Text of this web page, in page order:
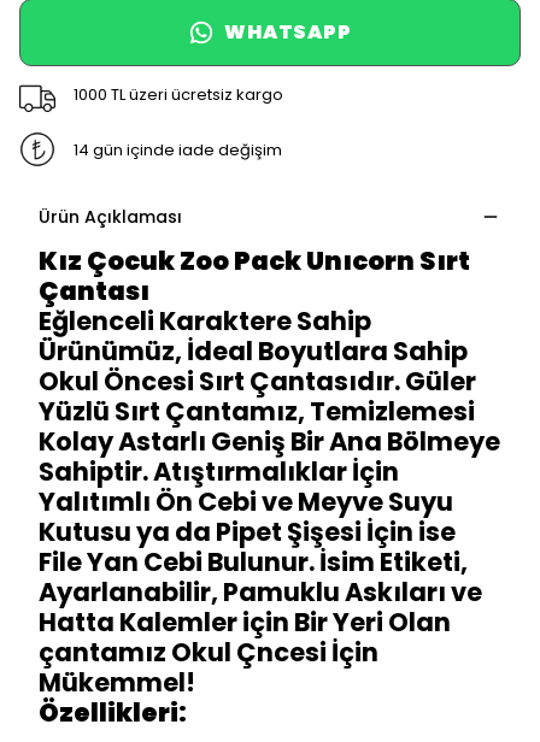
WHATSAPP
1000 TL üzeri ücretsiz kargo
14 gün içinde iade değişim
Ürün Açıklaması
Kız Çocuk Zoo Pack Unıcorn Sırt
Çantası
Eğlenceli Karaktere Sahip
Ürünümüz, İdeal Boyutlara Sahip
Okul Öncesi Sırt Çantasıdır. Güler
Yüzlü Sırt Çantamız, Temizlemesi
Kolay Astarlı Geniş Bir Ana Bölmeye
Sahiptir. Atıştırmalıklar İçin
Yalıtımlı Ön Cebi ve Meyve Suyu
Kutusu ya da Pipet Şişesi İçin ise
File Yan Cebi Bulunur. İsim Etiketi,
Ayarlanabilir, Pamuklu Askıları ve
Hatta Kalemler için Bir Yeri Olan
çantamız Okul Çncesi İçin
Mükemmel!
Özellikleri: